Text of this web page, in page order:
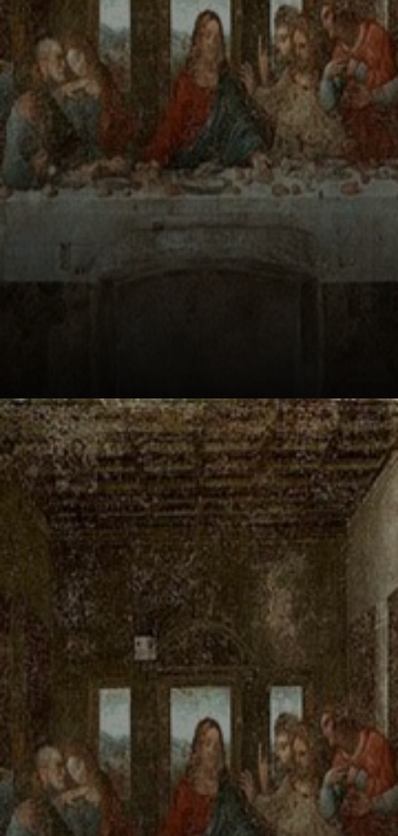
Das Gemälde
begann, sich
wenige Jahre
nach seiner
Fertigstellung zu
verschlechtern.